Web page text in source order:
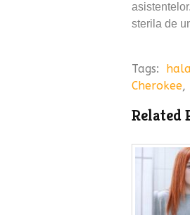
sterila de
Tags:
Cherokee,
Related